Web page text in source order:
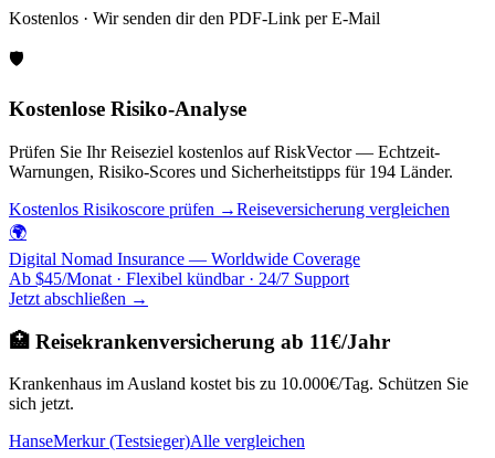
Kostenlos · Wir senden dir den PDF-Link per E-Mail
🛡️
Kostenlose Risiko-Analyse
Prüfen Sie Ihr Reiseziel kostenlos auf RiskVector — Echtzeit-
Warnungen, Risiko-Scores und Sicherheitstipps für 194 Länder.
Kostenlos Risikoscore prüfen →Reiseversicherung vergleichen
🌍
Digital Nomad Insurance — Worldwide Coverage
Ab $45/Monat · Flexibel kündbar · 24/7 Support
Jetzt abschließen →
🏥 Reisekrankenversicherung ab 11€/Jahr
Krankenhaus im Ausland kostet bis zu 10.000€/Tag. Schützen Sie
sich jetzt.
HanseMerkur (Testsieger)Alle vergleichen